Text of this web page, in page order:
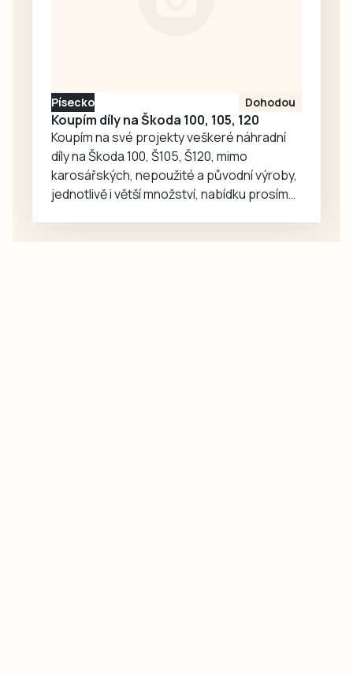
Písecko Dohodou
Koupím díly na Škoda 100, 105, 120
Koupím na své projekty veškeré náhradní
díly na Škoda 100, Š105, Š120, mimo
karosářských, nepoužité a původní výroby,
jednotlivě i větší množství, nabídku prosím